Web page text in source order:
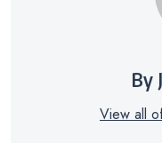
By
View all